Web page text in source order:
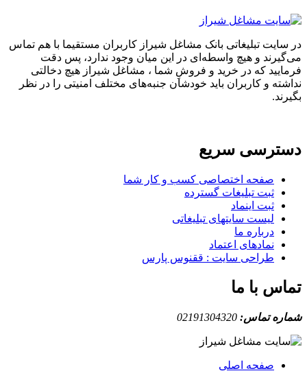
در سایت تبلیغاتی بانک مشاغل شیراز کاربران مستقیما با هم تماس
می‌گیرند و هیچ واسطه‌ای در این میان وجود ندارد، پس دقت
فرمایید که در خرید و فروشِ شما ، مشاغل شیراز هیچ دخالتی
نداشته و کاربران باید خودشان جنبه‌های مختلف امنیتی را در نظر
بگیرند.
دسترسی سریع
صفحه اختصاصی کسب و کار شما
ثبت تبلیغات گسترده
ثبت اینماد
لیست سایتهای تبلیغاتی
درباره ما
نمادهای اعتماد
طراحی سایت : ققنوس پارس
تماس با ما
شماره تماس: 02191304320
صفحه اصلی